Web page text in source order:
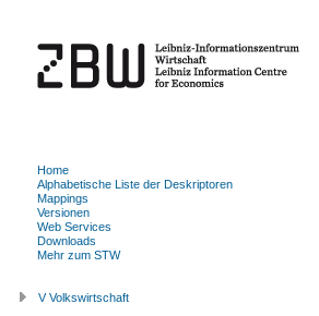
Home
Alphabetische Liste der Deskriptoren
Mappings
Versionen
Web Services
Downloads
Mehr zum STW
V Volkswirtschaft